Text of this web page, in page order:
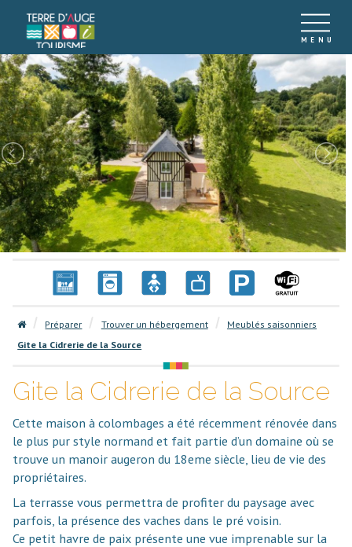
Préparer Trouver un hébergement
Meublés saisonniers
Gite la Cidrerie de la Source
Gite la Cidrerie de la Source
Cette maison à colombages a été récemment rénovée dans
le plus pur style normand et fait partie d’un domaine où se
trouve un manoir augeron du 18eme siècle, lieu de vie des
propriétaires.
La terrasse vous permettra de profiter du paysage avec
parfois, la présence des vaches dans le pré voisin.
Ce petit havre de paix présente une vue imprenable sur la